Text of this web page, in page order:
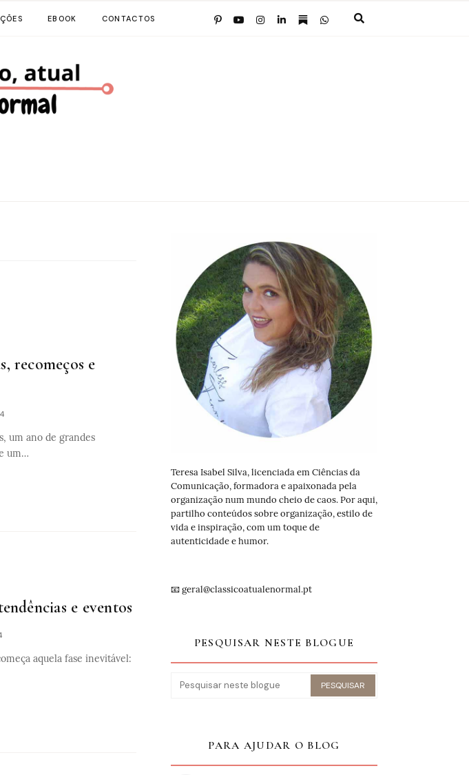
EBOOK CONTACTOS
recomeços e
um ano de grandes
um…
e eventos
aquela fase inevitável:
Teresa Isabel Silva, licenciada em Ciências da
Comunicação, formadora e apaixonada pela
organização num mundo cheio de caos. Por aqui,
partilho conteúdos sobre organização, estilo de
vida e inspiração, com um toque de
autenticidade e humor.
📧 geral@classicoatualenormal.pt
PESQUISAR NESTE BLOGUE
PARA AJUDAR O BLOG